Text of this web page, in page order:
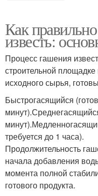
Как
известь:
Процесс гашения
строительной
исходного сырья,
Быстрогасящийся
требуется до 1 часа).
Продолжительность
начала добавления
момента полной
готового продукта.